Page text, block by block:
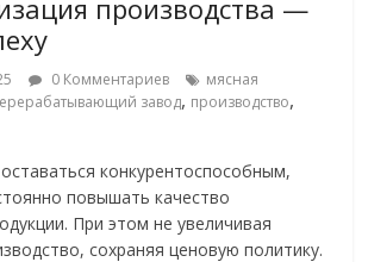
производства —
0 Комментариев
мясная
завод, производство,
конкурентоспособным,
повышать качество
При этом не увеличивая
сохраняя ценовую политику.